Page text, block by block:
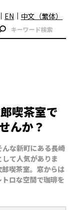
EN 中文（繁体）
喫茶室で
んか？
な新町にある長崎
て人気がありま
喫茶室。窓からは
ロな空間で珈琲を